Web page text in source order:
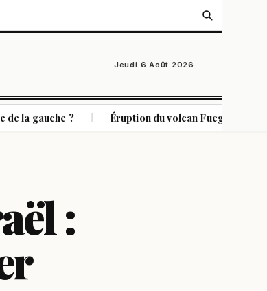
Jeudi 6 Août 2026
? | Éruption du volcan Fuego au Guatemala :
: